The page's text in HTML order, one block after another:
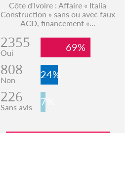
Côte d'Ivoire : Affaire « Italia
Construction » sans ou avec faux
ACD, financement «...
2355
Oui 69%
808
Non 24%
226
Sans avis 7%